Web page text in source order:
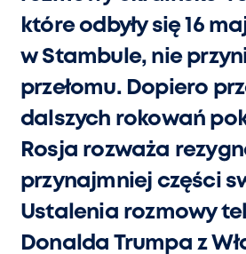
które odbyły się 16
w Stambule, nie
przełomu. Dopiero
dalszych rokowań
Rosja rozważa
przynajmniej części
Ustalenia rozmowy
Donalda Trumpa z